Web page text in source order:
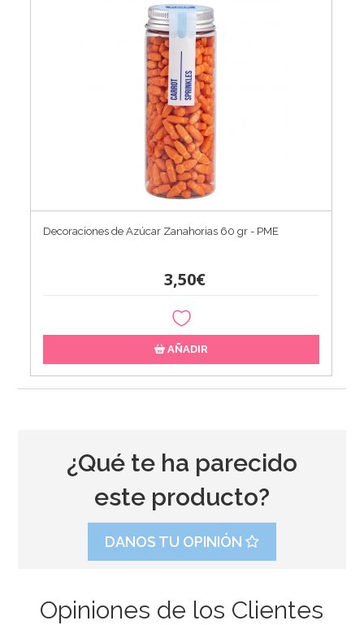
Decoraciones de Azúcar Zanahorias 60 gr - PME
3,50€
AÑADIR
¿Qué te ha parecido
este producto?
DANOS TU OPINIÓN
Opiniones de los Clientes